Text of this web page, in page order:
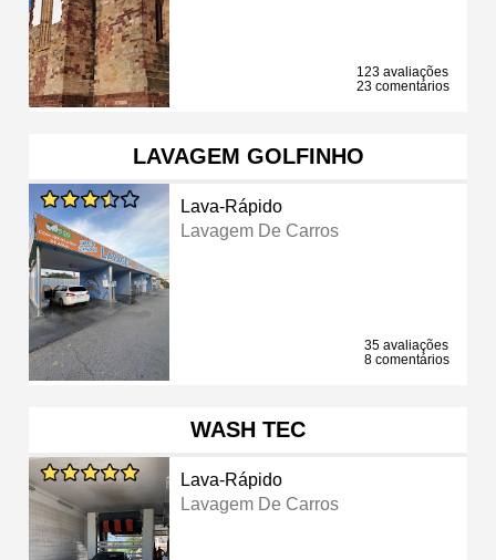
123 avaliações
23 comentários
LAVAGEM GOLFINHO
Lava-Rápido
Lavagem De Carros
35 avaliações
8 comentários
WASH TEC
Lava-Rápido
Lavagem De Carros